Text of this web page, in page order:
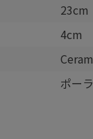
23cm
4cm
ポー